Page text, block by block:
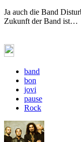
Ja auch die Band
Zukunft der Band ist…
band
bon
jovi
pause
Rock